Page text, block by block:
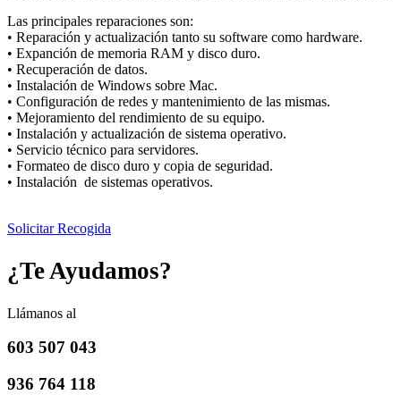
Las principales reparaciones son:
• Reparación y actualización tanto su software como hardware.
• Expanción de memoria RAM y disco duro.
• Recuperación de datos.
• Instalación de Windows sobre Mac.
• Configuración de redes y mantenimiento de las mismas.
• Mejoramiento del rendimiento de su equipo.
• Instalación y actualización de sistema operativo.
• Servicio técnico para servidores.
• Formateo de disco duro y copia de seguridad.
• Instalación de sistemas operativos.
Solicitar Recogida
¿Te Ayudamos?
Llámanos al
603 507 043
936 764 118